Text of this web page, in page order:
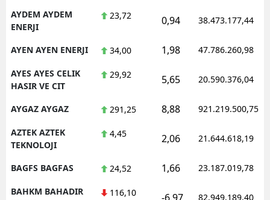
AYDEM AYDEM
ENERJI
23,72 0,94 38.473.177,44
AYEN AYEN ENERJI 34,00 1,98 47.786.260,98
AYES AYES CELIK
HASIR VE CIT
29,92 5,65 20.590.376,04
AYGAZ AYGAZ 291,25 8,88 921.219.500,75
AZTEK AZTEK
TEKNOLOJI
4,45 2,06 21.644.618,19
BAGFS BAGFAS 24,52 1,66 23.187.019,78
BAHKM BAHADIR
116,10 82.949.189,40